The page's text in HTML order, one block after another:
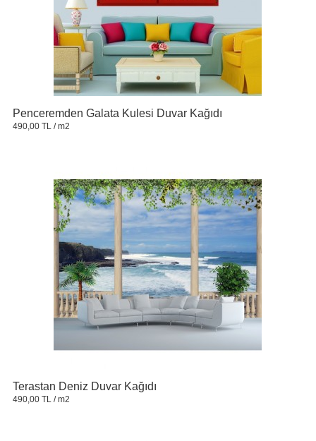
Penceremden Galata Kulesi Duvar Kağıdı
490,00 TL / m2
Terastan Deniz Duvar Kağıdı
490,00 TL / m2